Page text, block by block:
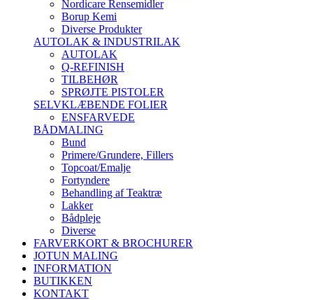
Nordicare Rensemidler
Borup Kemi
Diverse Produkter
AUTOLAK & INDUSTRILAK
AUTOLAK
Q-REFINISH
TILBEHØR
SPRØJTE PISTOLER
SELVKLÆBENDE FOLIER
ENSFARVEDE
BÅDMALING
Bund
Primere/Grundere, Fillers
Topcoat/Emalje
Fortyndere
Behandling af Teaktræ
Lakker
Bådpleje
Diverse
FARVERKORT & BROCHURER
JOTUN MALING
INFORMATION
BUTIKKEN
KONTAKT